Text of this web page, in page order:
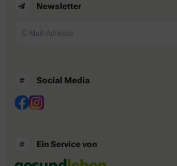
Newsletter
Social Media
Ein Service von